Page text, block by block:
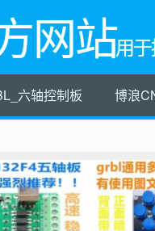
网站用
六轴控制板 博浪